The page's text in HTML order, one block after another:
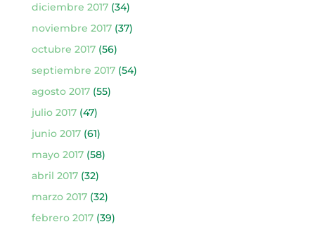
diciembre 2017(34)
noviembre 2017(37)
octubre 2017(56)
septiembre 2017(54)
agosto 2017(55)
julio 2017(47)
junio 2017(61)
mayo 2017(58)
abril 2017(32)
marzo 2017(32)
febrero 2017(39)